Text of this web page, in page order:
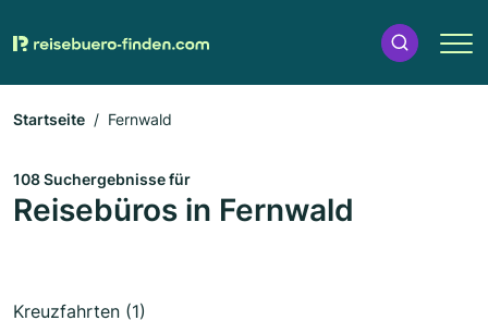
Startseite Fernwald
108 Suchergebnisse für
Reisebüros in Fernwald
Kreuzfahrten (1)